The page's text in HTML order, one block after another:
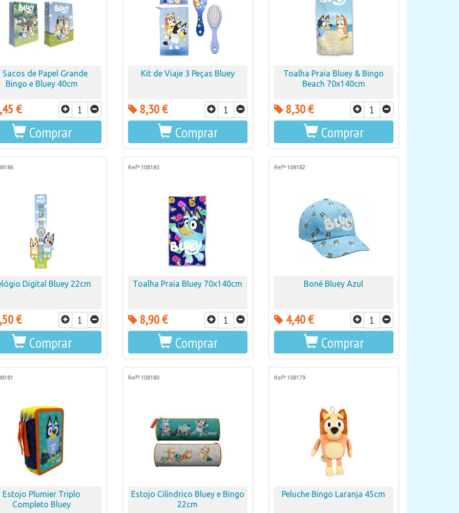
Sacos de Papel Grande
Bingo e Bluey 40cm
€
Comprar
Kit de Viaje 3 Peças Bluey
8,30 €
Comprar
Toalha Praia Bluey & Bingo
Beach 70x140cm
8,30 €
Comprar
Digital Bluey 22cm
€
Comprar
Refª 108185
Toalha Praia Bluey 70x140cm
8,90 €
Comprar
Refª 108182
Boné Bluey Azul
4,40 €
Comprar
Estojo Plumier Triplo
Completo Bluey
Refª 108180
Estojo Cilíndrico Bluey e Bingo
22cm
Refª 108179
Peluche Bingo Laranja 45cm